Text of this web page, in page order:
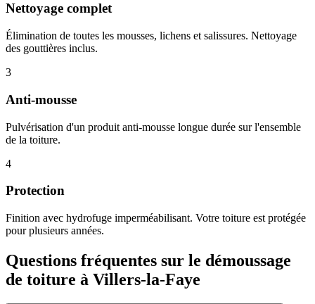
Nettoyage complet
Élimination de toutes les mousses, lichens et salissures. Nettoyage
des gouttières inclus.
3
Anti-mousse
Pulvérisation d'un produit anti-mousse longue durée sur l'ensemble
de la toiture.
4
Protection
Finition avec hydrofuge imperméabilisant. Votre toiture est protégée
pour plusieurs années.
Questions fréquentes sur le démoussage
de toiture à Villers-la-Faye